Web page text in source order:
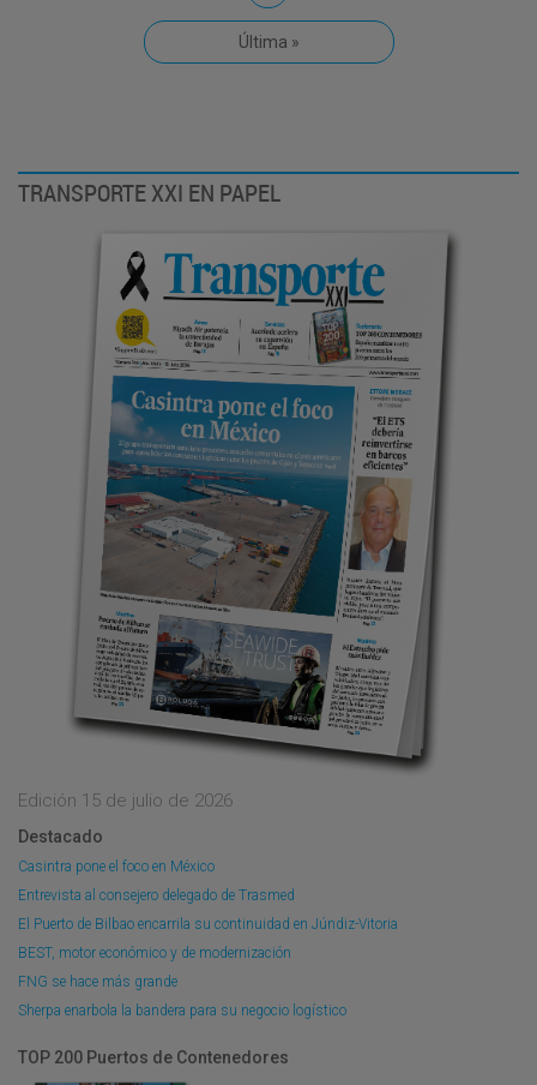
Última »
TRANSPORTE XXI EN PAPEL
Edición 15 de julio de 2026
Destacado
Casintra pone el foco en México
Entrevista al consejero delegado de Trasmed
El Puerto de Bilbao encarrila su continuidad en Júndiz-Vitoria
BEST, motor económico y de modernización
FNG se hace más grande
Sherpa enarbola la bandera para su negocio logístico
TOP 200 Puertos de Contenedores